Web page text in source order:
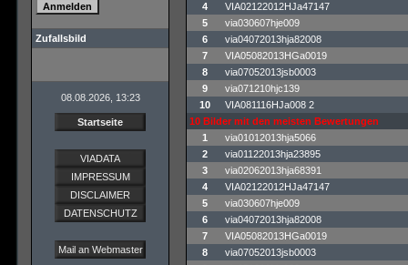
Zufallsbild
08.08.2026, 13:23
Startseite
VIADATA
IMPRESSUM
DISCLAIMER
DATENSCHUTZ
Mail an Webmaster
4
VIA02122012HJa47147
5
via030607hje009
6
via04072013hja82008
7
VIA05082013HGa0019
8
via07052013jsb0003
9
via071210hjc139
10
VIA081116HJa008 2
10 Bilder mit den meisten Bewertungen
1
via01012013hja5066
2
via01122013hja23895
3
via02062013hja68391
4
VIA02122012HJa47147
5
via030607hje009
6
via04072013hja82008
7
VIA05082013HGa0019
8
via07052013jsb0003